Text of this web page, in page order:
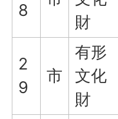
8
財
2
9
市
有形
文化
財